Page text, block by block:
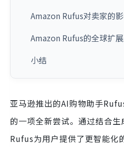
Amazon Rufus对卖家的
Amazon Rufus的全球扩
小结
亚马逊推出的AI购物助手
的一项全新尝试。通过结合生
Rufus为用户提供了更智能化